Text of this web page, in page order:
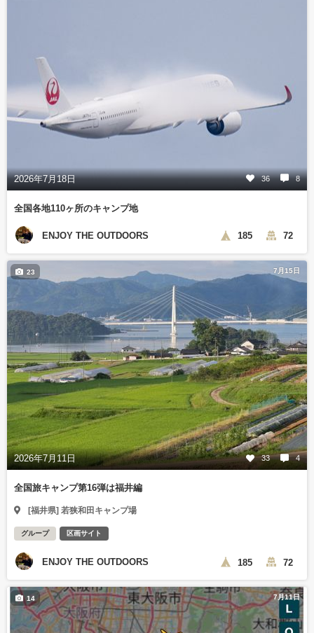
2026年7月18日 36 8
全国各地110ヶ所のキャンプ地
ENJOY THE OUTDOORS 185 72
7月15日
2026年7月11日 33 4
23
全国旅キャンプ第16弾は福井編
[福井県] 若狭和田キャンプ場
グループ 区画サイト
ENJOY THE OUTDOORS 185 72
7月11日
14